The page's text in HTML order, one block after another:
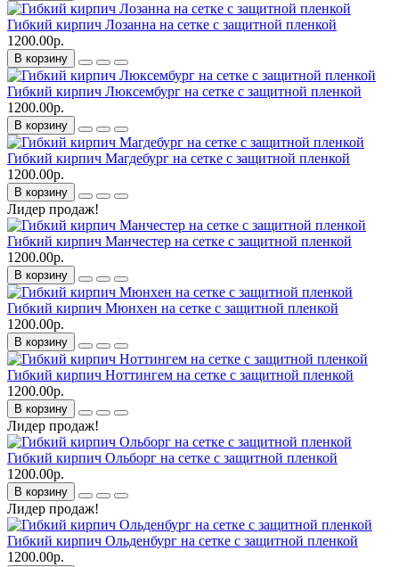
Гибкий кирпич Лозанна на сетке с защитной пленкой
1200.00р.
В корзину
Гибкий кирпич Люксембург на сетке с защитной пленкой
1200.00р.
В корзину
Гибкий кирпич Магдебург на сетке с защитной пленкой
1200.00р.
В корзину
Лидер продаж!
Гибкий кирпич Манчестер на сетке с защитной пленкой
1200.00р.
В корзину
Гибкий кирпич Мюнхен на сетке с защитной пленкой
1200.00р.
В корзину
Гибкий кирпич Ноттингем на сетке с защитной пленкой
1200.00р.
В корзину
Лидер продаж!
Гибкий кирпич Ольборг на сетке с защитной пленкой
1200.00р.
В корзину
Лидер продаж!
Гибкий кирпич Ольденбург на сетке с защитной пленкой
1200.00р.